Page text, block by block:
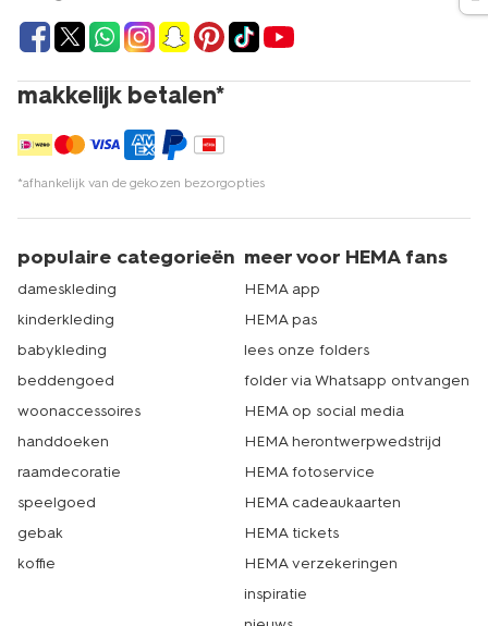
makkelijk betalen*
*afhankelijk van de gekozen bezorgopties
populaire categorieën
dameskleding
kinderkleding
babykleding
beddengoed
woonaccessoires
handdoeken
raamdecoratie
speelgoed
gebak
koffie
meer voor HEMA fans
HEMA app
HEMA pas
lees onze folders
folder via Whatsapp ontvangen
HEMA op social media
HEMA herontwerpwedstrijd
HEMA fotoservice
HEMA cadeaukaarten
HEMA tickets
HEMA verzekeringen
inspiratie